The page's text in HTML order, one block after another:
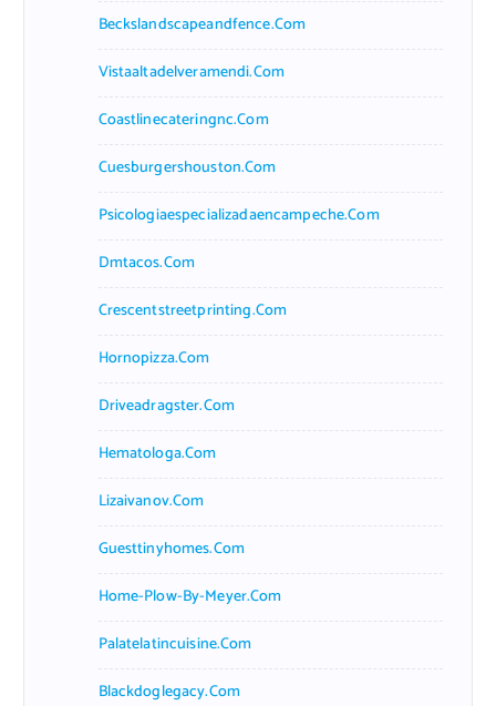
Beckslandscapeandfence.com
Vistaaltadelveramendi.com
Coastlinecateringnc.com
Cuesburgershouston.com
Psicologiaespecializadaencampeche.com
Dmtacos.com
Crescentstreetprinting.com
Hornopizza.com
Driveadragster.com
Hematologa.com
Lizaivanov.com
Guesttinyhomes.com
Home-Plow-By-Meyer.com
Palatelatincuisine.com
Blackdoglegacy.com